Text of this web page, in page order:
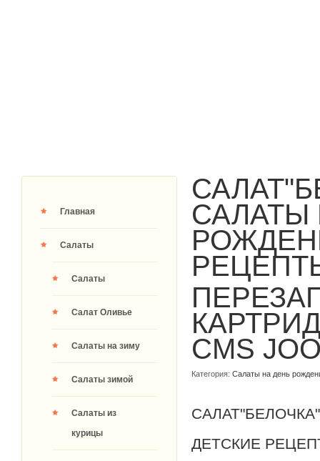
Главная
Салаты
Салаты
Салат Оливье
Салаты на зиму
Салаты зимой
Салаты из
курицы
САЛАТЫ
CMS
Категория: Салаты на день
ДЕТСКИЕ